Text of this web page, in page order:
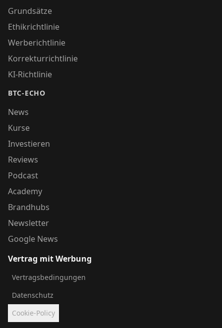
Grundsätze
Ethikrichtlinie
Werberichtlinie
Korrekturrichtlinie
KI-Richtlinie
BTC-ECHO
News
Kurse
Investieren
Reviews
Podcast
Academy
Brandhubs
Newsletter
Google News
Vertrag mit Werbung
Vertragsbedingungen
Datenschutz
Cookie-Policy